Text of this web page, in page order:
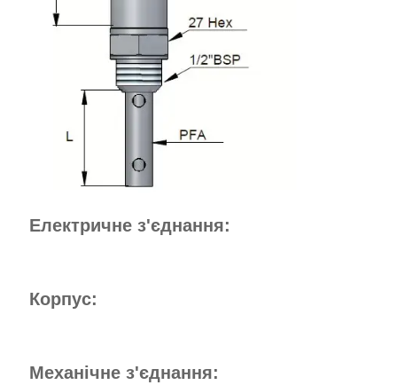
Електричне з'єднання:
Корпус:
Механічне з'єднання: